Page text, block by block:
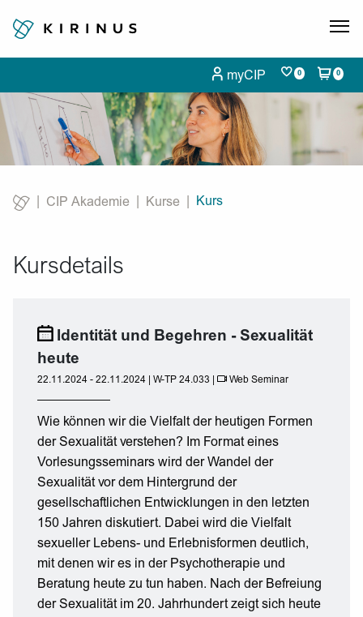
myCIP 0 0
CIP Akademie Kurse
Current:
Kurs
Kursdetails
Identität und Begehren - Sexualität
heute
22.11.2024 - 22.11.2024 | W-TP 24.033 | Web Seminar
Wie können wir die Vielfalt der heutigen Formen
der Sexualität verstehen? Im Format eines
Vorlesungsseminars wird der Wandel der
Sexualität vor dem Hintergrund der
gesellschaftlichen Entwicklungen in den letzten
150 Jahren diskutiert. Dabei wird die Vielfalt
sexueller Lebens- und Erlebnisformen deutlich,
mit denen wir es in der Psychotherapie und
Beratung heute zu tun haben. Nach der Befreiung
der Sexualität im 20. Jahrhundert zeigt sich heute